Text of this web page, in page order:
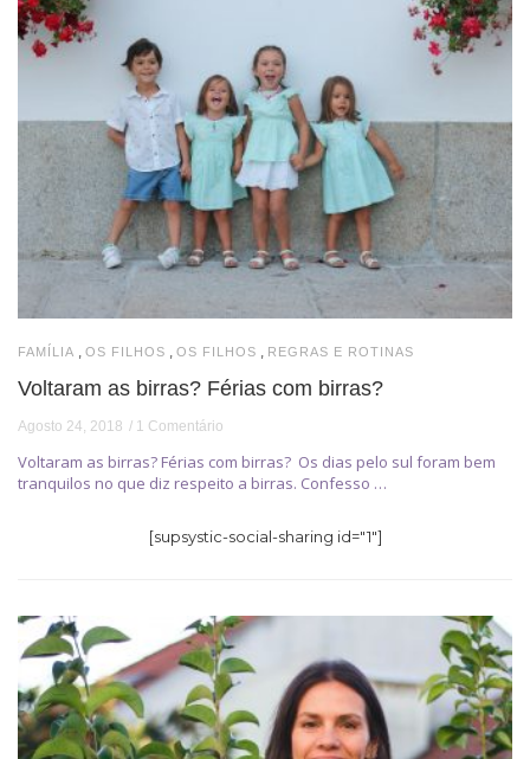
FAMÍLIA , OS FILHOS , OS FILHOS , REGRAS E ROTINAS
Voltaram as birras? Férias com birras?
Agosto 24, 2018 1 Comentário
Voltaram as birras? Férias com birras? Os dias pelo sul foram bem
tranquilos no que diz respeito a birras. Confesso …
[supsystic-social-sharing id="1"]